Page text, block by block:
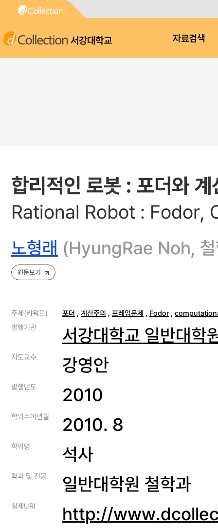
서강대학교 자료검색
합리적인 로봇 : 포더와
Rational Robot :
노형래 (HyungRae Noh, 철
원문보기
주제(키워드) 포더 , 계산주의 , 프레임문제 , Fodor,
발행기관
서강대학교 일반대학
지도교수 강영안
발행년도 2010
학위수여년월 2010. 8
학위명 석사
학과 및 전공 일반대학원 철학과
실제URI http://